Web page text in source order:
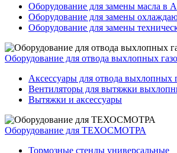
Оборудование для замены масла в
Оборудование для замены
Оборудование для замены
Оборудование для отвода выхлопных
Аксессуары для отвода выхлопных
Вентиляторы для вытяжки
Вытяжки и аксессуары
Оборудование для ТЕХОСМОТРА
Тормозные стенды универсальные